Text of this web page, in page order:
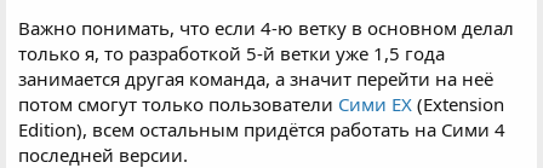
Важно понимать, что если 4-ю ветку в основном делал
только я, то разработкой 5-й ветки уже 1,5 года
занимается другая команда, а значит перейти на неё
потом смогут только пользователи Сими EX (Extension
Edition), всем остальным придётся работать на Сими 4
последней версии.